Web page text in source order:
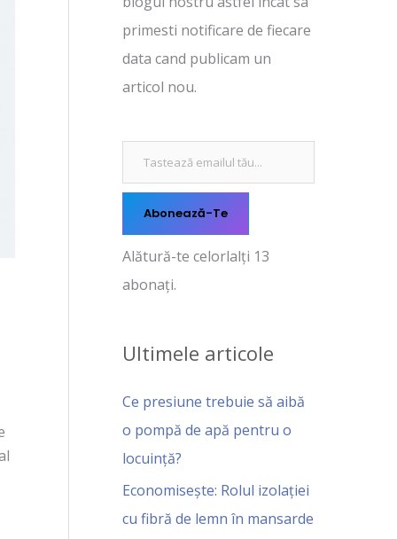
primesti notificare de fiecare
data cand publicam un
articol nou.
Abonează-Te
Alătură-te celorlalți 13
abonați.
Ultimele articole
Ce presiune trebuie să aibă
o pompă de apă pentru o
locuință?
Economisește: Rolul izolației
cu fibră de lemn în mansarde